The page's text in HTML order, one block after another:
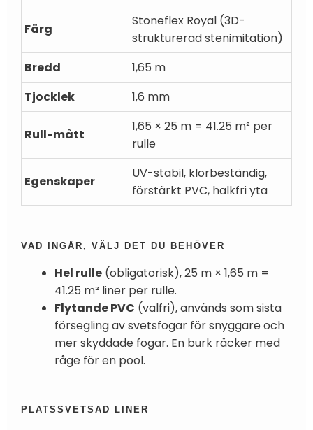
Färg
Stoneflex Royal (3D-
strukturerad stenimitation)
Bredd
1,65 m
Tjocklek
1,6 mm
Rull-mått
1,65 × 25 m = 41.25 m² per
rulle
Egenskaper
UV-stabil, klorbeständig,
förstärkt PVC, halkfri yta
VAD INGÅR, VÄLJ DET DU BEHÖVER
Hel rulle (obligatorisk), 25 m × 1,65 m =
41.25 m² liner per rulle.
Flytande PVC (valfri), används som sista
försegling av svetsfogar för snyggare och
mer skyddade fogar. En burk räcker med
råge för en pool.
PLATSSVETSAD LINER